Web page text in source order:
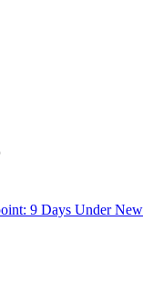
9 Days Under New